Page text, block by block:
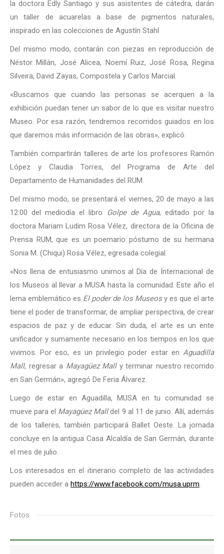
la doctora Edly Santiago y sus asistentes de cátedra, darán
un taller de acuarelas a base de pigmentos naturales,
inspirado en las colecciones de Agustín Stahl
Del mismo modo, contarán con piezas en reproducción de
Néstor Millán, José Alicea, Noemí Ruiz, José Rosa, Regina
Silveira, David Zayas, Compostela y Carlos Marcial.
«Buscamos que cuando las personas se acerquen a la
exhibición puedan tener un sabor de lo que es visitar nuestro
Museo. Por esa razón, tendremos recorridos guiados en los
que daremos más información de las obras», explicó.
También compartirán talleres de arte los profesores Ramón
López y Claudia Torres, del Programa de Arte del
Departamento de Humanidades del RUM.
Del mismo modo, se presentará el viernes, 20 de mayo a las
12:00 del mediodía el libro
Golpe de Agua, editado por la
doctora Mariam Ludim Rosa Vélez, directora de la Oficina de
Prensa RUM, que es un poemario póstumo de su hermana
Sonia M. (Chiqui) Rosa Vélez, egresada colegial.
«Nos llena de entusiasmo unirnos al Día de Internacional de
los Museos al llevar a MUSA hasta la comunidad. Este año el
lema emblemático es El poder de los Museosy es que el arte
tiene el poder de transformar, de ampliar perspectiva, de crear
espacios de paz y de educar. Sin duda, el arte es un ente
unificador y sumamente necesario en los tiempos en los que
vivimos. Por eso, es un privilegio poder estar en Aguadilla
Mall, regresar a Mayagüez Mally terminar nuestro recorrido
en San Germán», agregó De Feria Álvarez.
Luego de estar en Aguadilla, MUSA en tu comunidad se
mueve para el Mayagüez Malldel 9 al 11 de junio. Allí, además
de los talleres, también participará Ballet Oeste. La jornada
concluye en la antigua Casa Alcaldía de San Germán, durante
el mes de julio.
Los interesados en el itinerario completo de las actividades
pueden acceder a https://www.facebook.com/musa.uprm.
Fotos